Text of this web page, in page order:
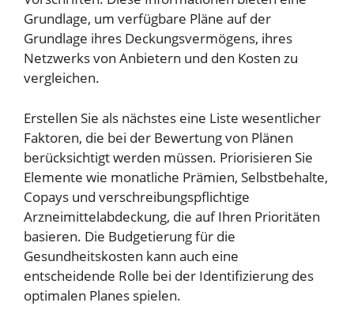
Grundlage, um verfügbare Pläne auf der
Grundlage ihres Deckungsvermögens, ihres
Netzwerks von Anbietern und den Kosten zu
vergleichen.
Erstellen Sie als nächstes eine Liste wesentlicher
Faktoren, die bei der Bewertung von Plänen
berücksichtigt werden müssen. Priorisieren Sie
Elemente wie monatliche Prämien, Selbstbehalte,
Copays und verschreibungspflichtige
Arzneimittelabdeckung, die auf Ihren Prioritäten
basieren. Die Budgetierung für die
Gesundheitskosten kann auch eine
entscheidende Rolle bei der Identifizierung des
optimalen Planes spielen.